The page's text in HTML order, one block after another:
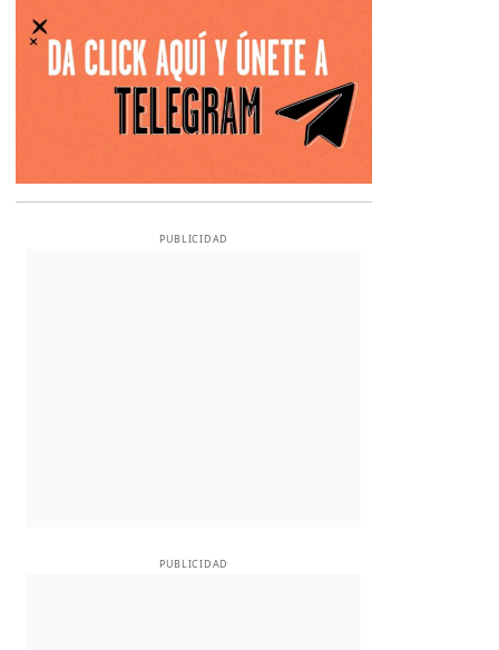
PUBLICIDAD
PUBLICIDAD